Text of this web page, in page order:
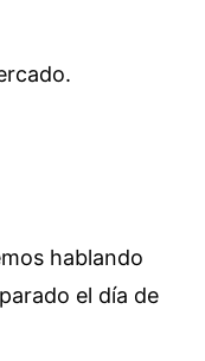
hablando
el día de